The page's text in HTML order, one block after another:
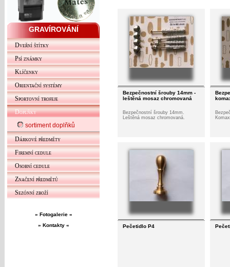
GRAVÍROVÁNÍ
Dveřní štítky
Psí známky
Klíčenky
Orientační systémy
Sportovní trofeje
Doplňky
sortiment doplňků
Dárkové předměty
Firemní cedule
Osobní cedule
Značení předmětů
Sezónní zboží
» Fotogalerie «
» Kontakty «
Bezpečnostní šrouby 14mm -
leštěná mosaz chromovaná
Bezpečnostní šrouby 14mm.
Leštěná mosaz chromovaná.
Pečetidlo P4